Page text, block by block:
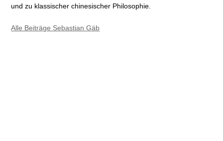
und zu klassischer chinesischer Philosophie.
Alle Beiträge Sebastian Gäb